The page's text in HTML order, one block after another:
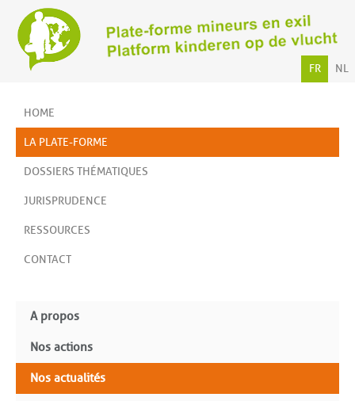
FR NL
HOME
LA PLATE-FORME
DOSSIERS THÉMATIQUES
JURISPRUDENCE
RESSOURCES
CONTACT
A propos
Nos actions
Nos actualités